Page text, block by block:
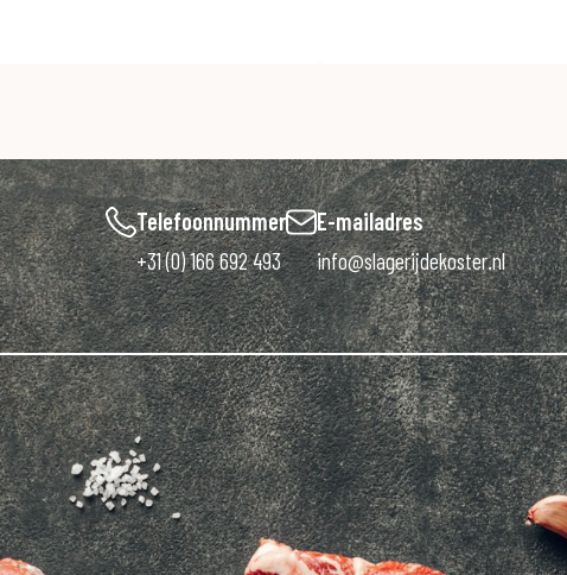
Telefoonnummer
+31 (0) 166 692 493
E-mailadres
info@slagerijdekoster.nl